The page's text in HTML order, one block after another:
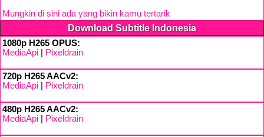
Mungkin di sini ada yang bikin kamu tertarik
Download Subtitle Indonesia
1080p H265 OPUS:
MediaApi
Pixeldrain
720p H265 AACv2:
MediaApi
Pixeldrain
480p H265 AACv2:
MediaApi
Pixeldrain